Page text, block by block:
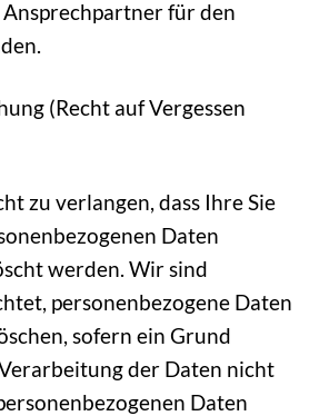
für den
(Recht auf Vergessen
zu verlangen, dass Ihre Sie
Daten
werden. Wir sind
personenbezogene Daten
sofern ein Grund
der Daten nicht
Daten